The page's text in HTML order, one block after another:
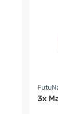
3x